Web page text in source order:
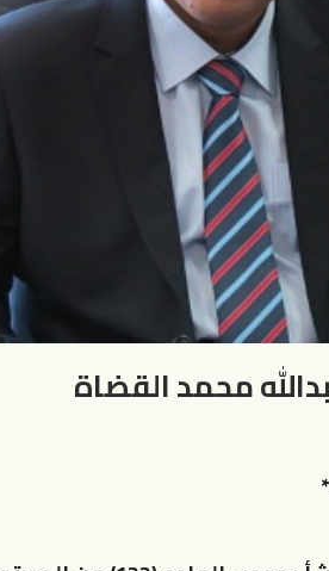
محمد القضاة